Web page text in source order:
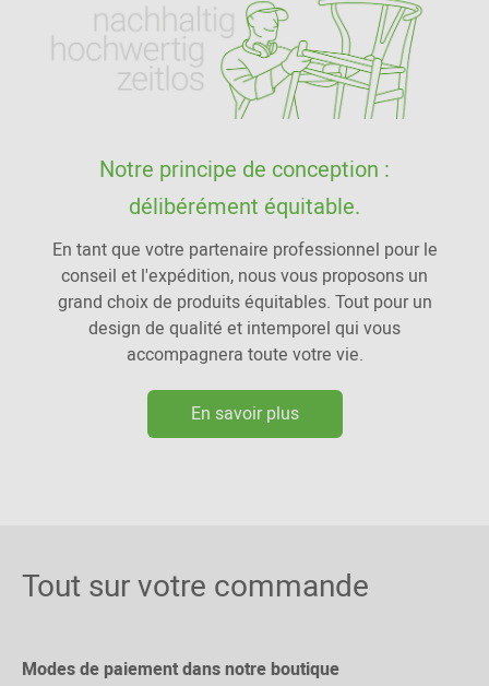
Notre principe de conception :
délibérément équitable.
En tant que votre partenaire professionnel pour le
conseil et l'expédition, nous vous proposons un
grand choix de produits équitables. Tout pour un
design de qualité et intemporel qui vous
accompagnera toute votre vie.
En savoir plus
Tout sur votre commande
Modes de paiement dans notre boutique